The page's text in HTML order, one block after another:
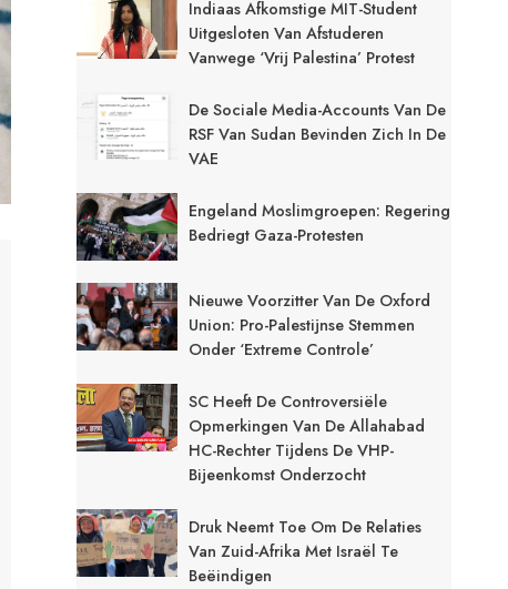
Indiaas Afkomstige MIT-Student
Uitgesloten Van Afstuderen
Vanwege ‘Vrij Palestina’ Protest
De Sociale Media-Accounts Van De
RSF Van Sudan Bevinden Zich In De
VAE
Engeland Moslimgroepen: Regering
Bedriegt Gaza-Protesten
Nieuwe Voorzitter Van De Oxford
Union: Pro-Palestijnse Stemmen
Onder ‘extreme Controle’
SC Heeft De Controversiële
Opmerkingen Van De Allahabad
HC-Rechter Tijdens De VHP-
Bijeenkomst Onderzocht
Druk Neemt Toe Om De Relaties
Van Zuid-Afrika Met Israël Te
Beëindigen